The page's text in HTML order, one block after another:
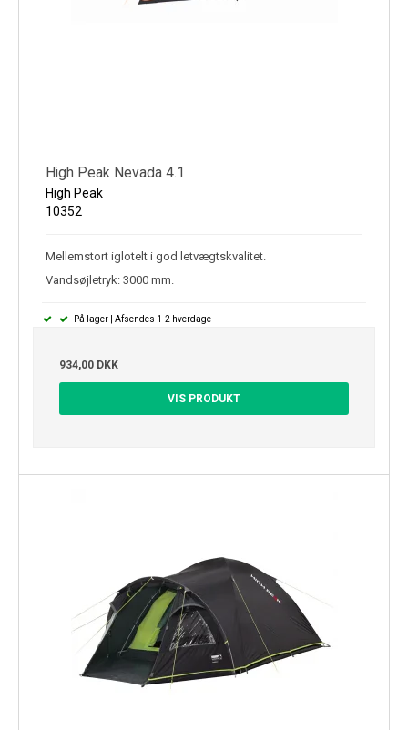
High Peak Nevada 4.1
High Peak
10352
Mellemstort iglotelt i god letvægtskvalitet.
Vandsøjletryk: 3000 mm.
På lager | Afsendes 1-2 hverdage
934,00 DKK
VIS PRODUKT